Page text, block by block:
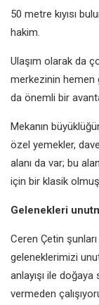
50 metre kıyısı
hakim.
Ulaşım olarak da
merkezinin hemen
da önemli bir
Mekanın
özel yemekler,
alanı da var; bu
için bir klasik olmuş
Gelenekleri
Ceren Çetin
geleneklerimizi
anlayışı ile doğaya
vermeden